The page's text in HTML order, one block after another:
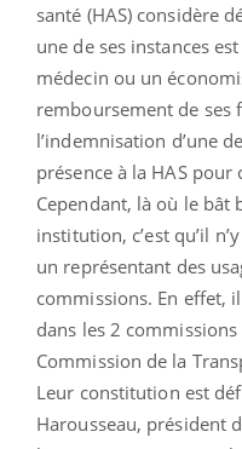
santé (HAS) considère
une de ses instances
médecin ou un
remboursement de ses
l’indemnisation d’une
présence à la HAS
Cependant, là où le bât
institution, c’est qu’il
un représentant des
commissions. En effet,
dans les 2
Commission de la
Leur constitution est
Harousseau, président